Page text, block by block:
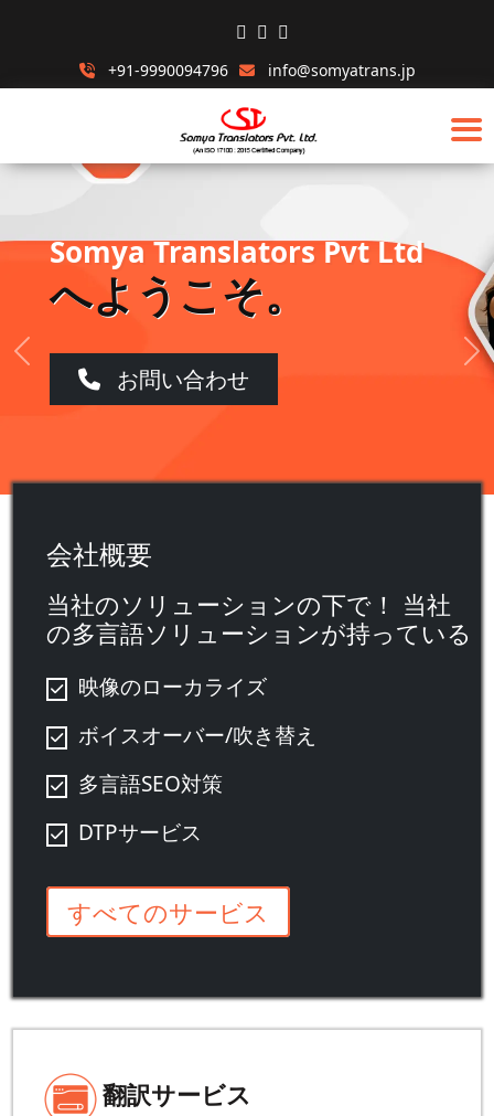
+91-9990094796 info@somyatrans.jp
多文化な人間ベースとAIテクノロジープ
ラットフォーム グローバルな世界へ言語
お問い合わせ
会社概要
当社のソリューションの下で！ 当社
の多言語ソリューションが持っている
映像のローカライズ
ボイスオーバー/吹き替え
多言語SEO対策
DTPサービス
すべてのサービス
翻訳サービス